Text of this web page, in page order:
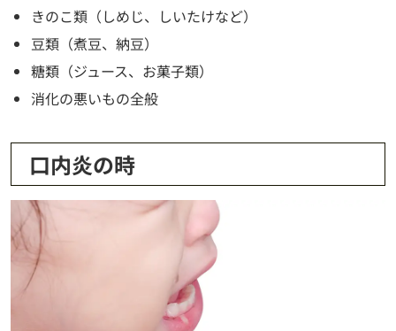
きのこ類（しめじ、しいたけなど）
豆類（煮豆、納豆）
糖類（ジュース、お菓子類）
消化の悪いもの全般
口内炎の時